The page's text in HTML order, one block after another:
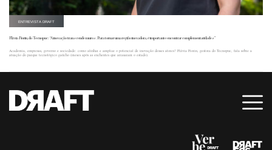
ENTREVISTA DRAFT
Flávia Fiorin, do Tecnopuc: “A inovação transcende muros. Para tornar uma região inovadora, é importante encontrar complementaridades”
Academia, empresas, governo e sociedade: como alinhar e ampliar o potencial de inovação desses atores? Flávia Fiorin, gestora do Tecnopuc, fala sobre a
atuação do parque tecnológico gaúcho (meses após as enchentes que arrasaram o estado).